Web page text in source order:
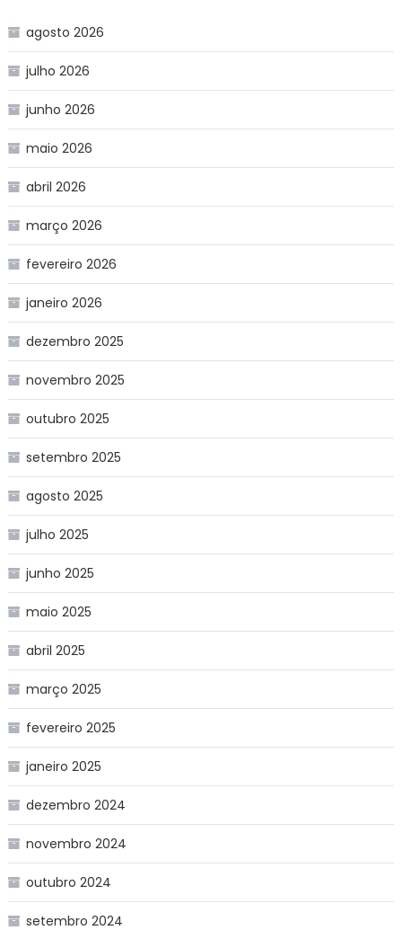
agosto 2026
julho 2026
junho 2026
maio 2026
abril 2026
março 2026
fevereiro 2026
janeiro 2026
dezembro 2025
novembro 2025
outubro 2025
setembro 2025
agosto 2025
julho 2025
junho 2025
maio 2025
abril 2025
março 2025
fevereiro 2025
janeiro 2025
dezembro 2024
novembro 2024
outubro 2024
setembro 2024